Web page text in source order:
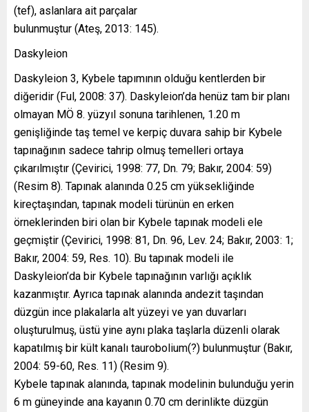
(tef), aslanlara ait parçalar
bulunmuştur (Ateş, 2013: 145).
Daskyleion
Daskyleion 3, Kybele tapımının olduğu kentlerden bir
diğeridir (Ful, 2008: 37). Daskyleion’da henüz tam bir planı
olmayan MÖ 8. yüzyıl sonuna tarihlenen, 1.20 m
genişliğinde taş temel ve kerpiç duvara sahip bir Kybele
tapınağının sadece tahrip olmuş temelleri ortaya
çıkarılmıştır (Çevirici, 1998: 77, Dn. 79; Bakır, 2004: 59)
(Resim 8). Tapınak alanında 0.25 cm yüksekliğinde
kireçtaşından, tapınak modeli türünün en erken
örneklerinden biri olan bir Kybele tapınak modeli ele
geçmiştir (Çevirici, 1998: 81, Dn. 96, Lev. 24; Bakır, 2003: 1;
Bakır, 2004: 59, Res. 10). Bu tapınak modeli ile
Daskyleion’da bir Kybele tapınağının varlığı açıklık
kazanmıştır. Ayrıca tapınak alanında andezit taşından
düzgün ince plakalarla alt yüzeyi ve yan duvarları
oluşturulmuş, üstü yine aynı plaka taşlarla düzenli olarak
kapatılmış bir kült kanalı taurobolium(?) bulunmuştur (Bakır,
2004: 59-60, Res. 11) (Resim 9).
Kybele tapınak alanında, tapınak modelinin bulunduğu yerin
6 m güneyinde ana kayanın 0.70 cm derinlikte düzgün